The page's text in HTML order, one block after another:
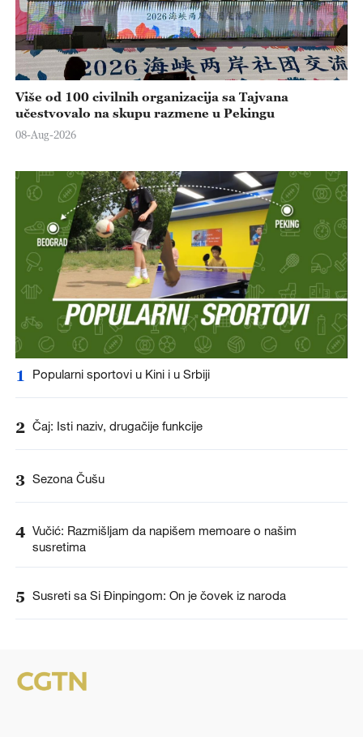
Više od 100 civilnih organizacija sa Tajvana
učestvovalo na skupu razmene u Pekingu
08-Aug-2026
1 Popularni sportovi u Kini i u Srbiji
2 Čaj: Isti naziv, drugačije funkcije
3 Sezona Čušu
4 Vučić: Razmišljam da napišem memoare o našim
susretima
5 Susreti sa Si Đinpingom: On je čovek iz naroda